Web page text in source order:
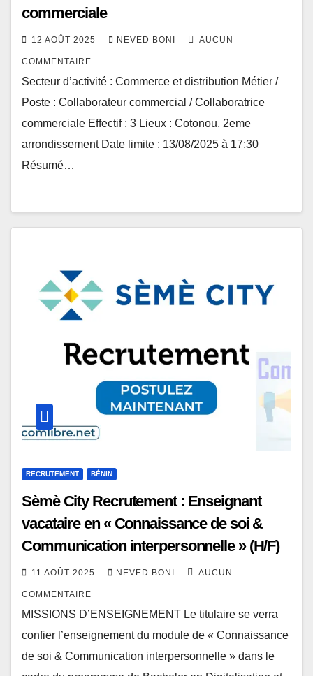
commerciale
12 AOÛT 2025 NEVED BONI AUCUN
COMMENTAIRE
Secteur d’activité : Commerce et distribution Métier /
Poste : Collaborateur commercial / Collaboratrice
commerciale Effectif : 3 Lieux : Cotonou, 2eme
arrondissement Date limite : 13/08/2025 à 17:30
Résumé…
RECRUTEMENT BÉNIN
Sèmè City Recrutement : Enseignant
vacataire en « Connaissance de soi &
Communication interpersonnelle » (H/F)
11 AOÛT 2025 NEVED BONI AUCUN
COMMENTAIRE
MISSIONS D’ENSEIGNEMENT Le titulaire se verra
confier l’enseignement du module de « Connaissance
de soi & Communication interpersonnelle » dans le